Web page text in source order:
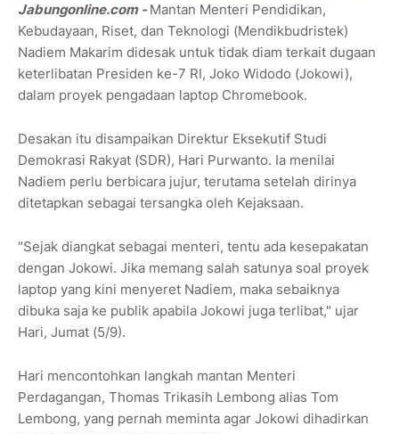
Jabungonline.com - Mantan Menteri Pendidikan,
Kebudayaan, Riset, dan Teknologi (Mendikbudristek)
Nadiem Makarim didesak untuk tidak diam terkait dugaan
keterlibatan Presiden ke-7 RI, Joko Widodo (Jokowi),
dalam proyek pengadaan laptop Chromebook.
Desakan itu disampaikan Direktur Eksekutif Studi
Demokrasi Rakyat (SDR), Hari Purwanto. Ia menilai
Nadiem perlu berbicara jujur, terutama setelah dirinya
ditetapkan sebagai tersangka oleh Kejaksaan.
"Sejak diangkat sebagai menteri, tentu ada kesepakatan
dengan Jokowi. Jika memang salah satunya soal proyek
laptop yang kini menyeret Nadiem, maka sebaiknya
dibuka saja ke publik apabila Jokowi juga terlibat," ujar
Hari, Jumat (5/9).
Hari mencontohkan langkah mantan Menteri
Perdagangan, Thomas Trikasih Lembong alias Tom
Lembong, yang pernah meminta agar Jokowi dihadirkan